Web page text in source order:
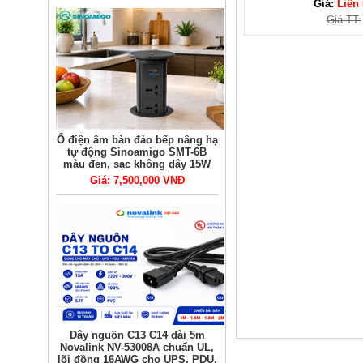
Ổ điện âm bàn đảo bếp nâng hạ
tự động Sinoamigo SMT-6B
màu đen, sạc không dây 15W
Giá: 7,500,000 VNĐ
Dây nguồn C13 C14 dài 5m
Novalink NV-53008A chuẩn UL,
lõi đồng 16AWG cho UPS, PDU,
Giá: Liên
Giá TT: